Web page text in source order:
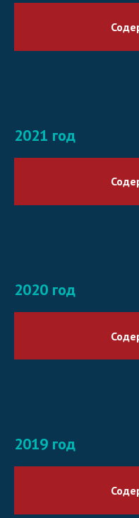
2021 год
2020 год
2019 год